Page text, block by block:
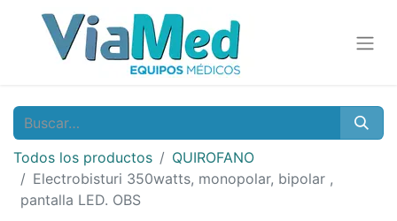
Todos los productos
QUIROFANO
Electrobisturi 350watts, monopolar, bipolar ,
pantalla LED. OBS